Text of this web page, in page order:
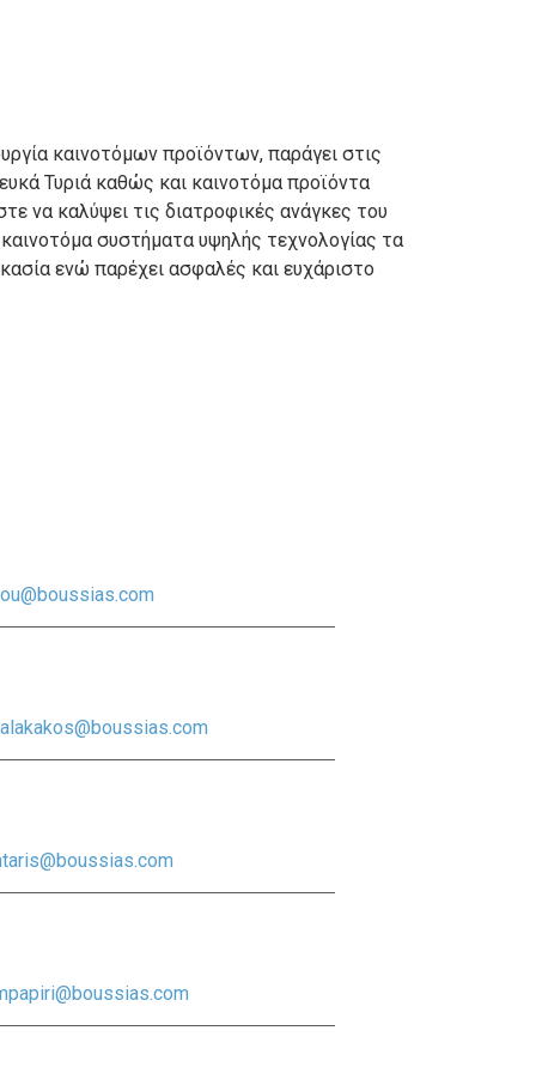
καινοτόμων προϊόντων, παράγει στις
Τυριά καθώς και καινοτόμα προϊόντα
να καλύψει τις διατροφικές ανάγκες του
συστήματα υψηλής τεχνολογίας τα
ενώ παρέχει ασφαλές και ευχάριστο